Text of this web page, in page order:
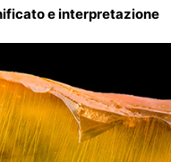
e interpretazione